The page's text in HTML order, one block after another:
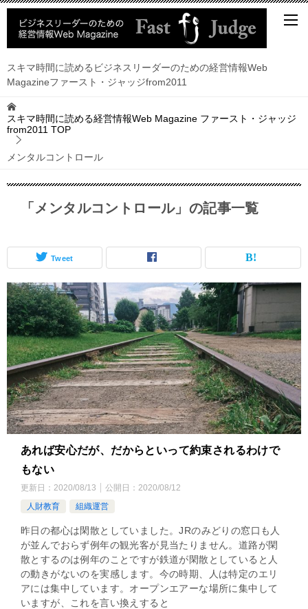
スキマ時間に読めるビジネスリーダーのための経営情報Web
Magazineファースト・ジャッジfrom2011
スキマ時間に読める経営情報Web Magazine ファースト・ジャッジ
from2011 TOP
メンタルコントロール
「メンタルコントロール」の記事一覧
Tweet
あれば安心だが、だからといって約束されるわけで
もない
更新日： 2020/08/13 公開日： 2020/08/12
人財教育
組織運営
昨日の都心は閑散としていました。JRのみどりの窓口も人
が並んでおらず例年の観光客が見当たりません。道路が閑
散とするのは例年のことですが鉄道が閑散としていると人
の動きがないのを実感します。今の時期、人は特定のエリ
アには集中しています。オープンエアーな場所に集中して
いますが、これを言い換えすると